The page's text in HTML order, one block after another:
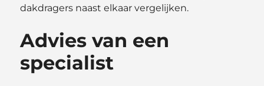
dakdragers naast elkaar vergelijken.
Advies van een
specialist